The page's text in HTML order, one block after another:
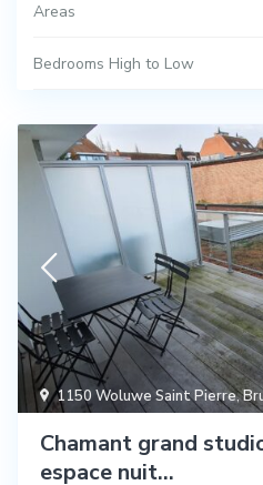
Areas
Bedrooms High to Low
1150 Woluwe Saint Pierre,
Chamant grand
espace nuit...